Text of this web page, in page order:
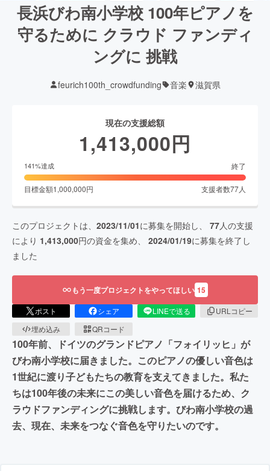
長浜びわ南小学校 100年ピアノを
守るために クラウド ファンディ
ングに 挑戦
feurich100th_crowdfunding 音楽 滋賀県
現在の支援総額
1,413,000円
141%達成 終了
目標金額1,000,000円 支援者数77人
このプロジェクトは、 2023/11/01に募集を開始し、 77人の支援
により 1,413,000円の資金を集め、 2024/01/19に募集を終了し
ました
もう一度プロジェクトをやってほしい 15
ポスト シェア LINEで送る
URLコピー
埋め込み
QRコード
100年前、ドイツのグランドピアノ「フォイリッヒ」が
びわ南小学校に届きました。このピアノの優しい音色は
1世紀に渡り子どもたちの教育を支えてきました。私た
ちは100年後の未来にこの美しい音色を届けるため、ク
ラウドファンディングに挑戦します。びわ南小学校の過
去、現在、未来をつなぐ音色を守りたいのです。